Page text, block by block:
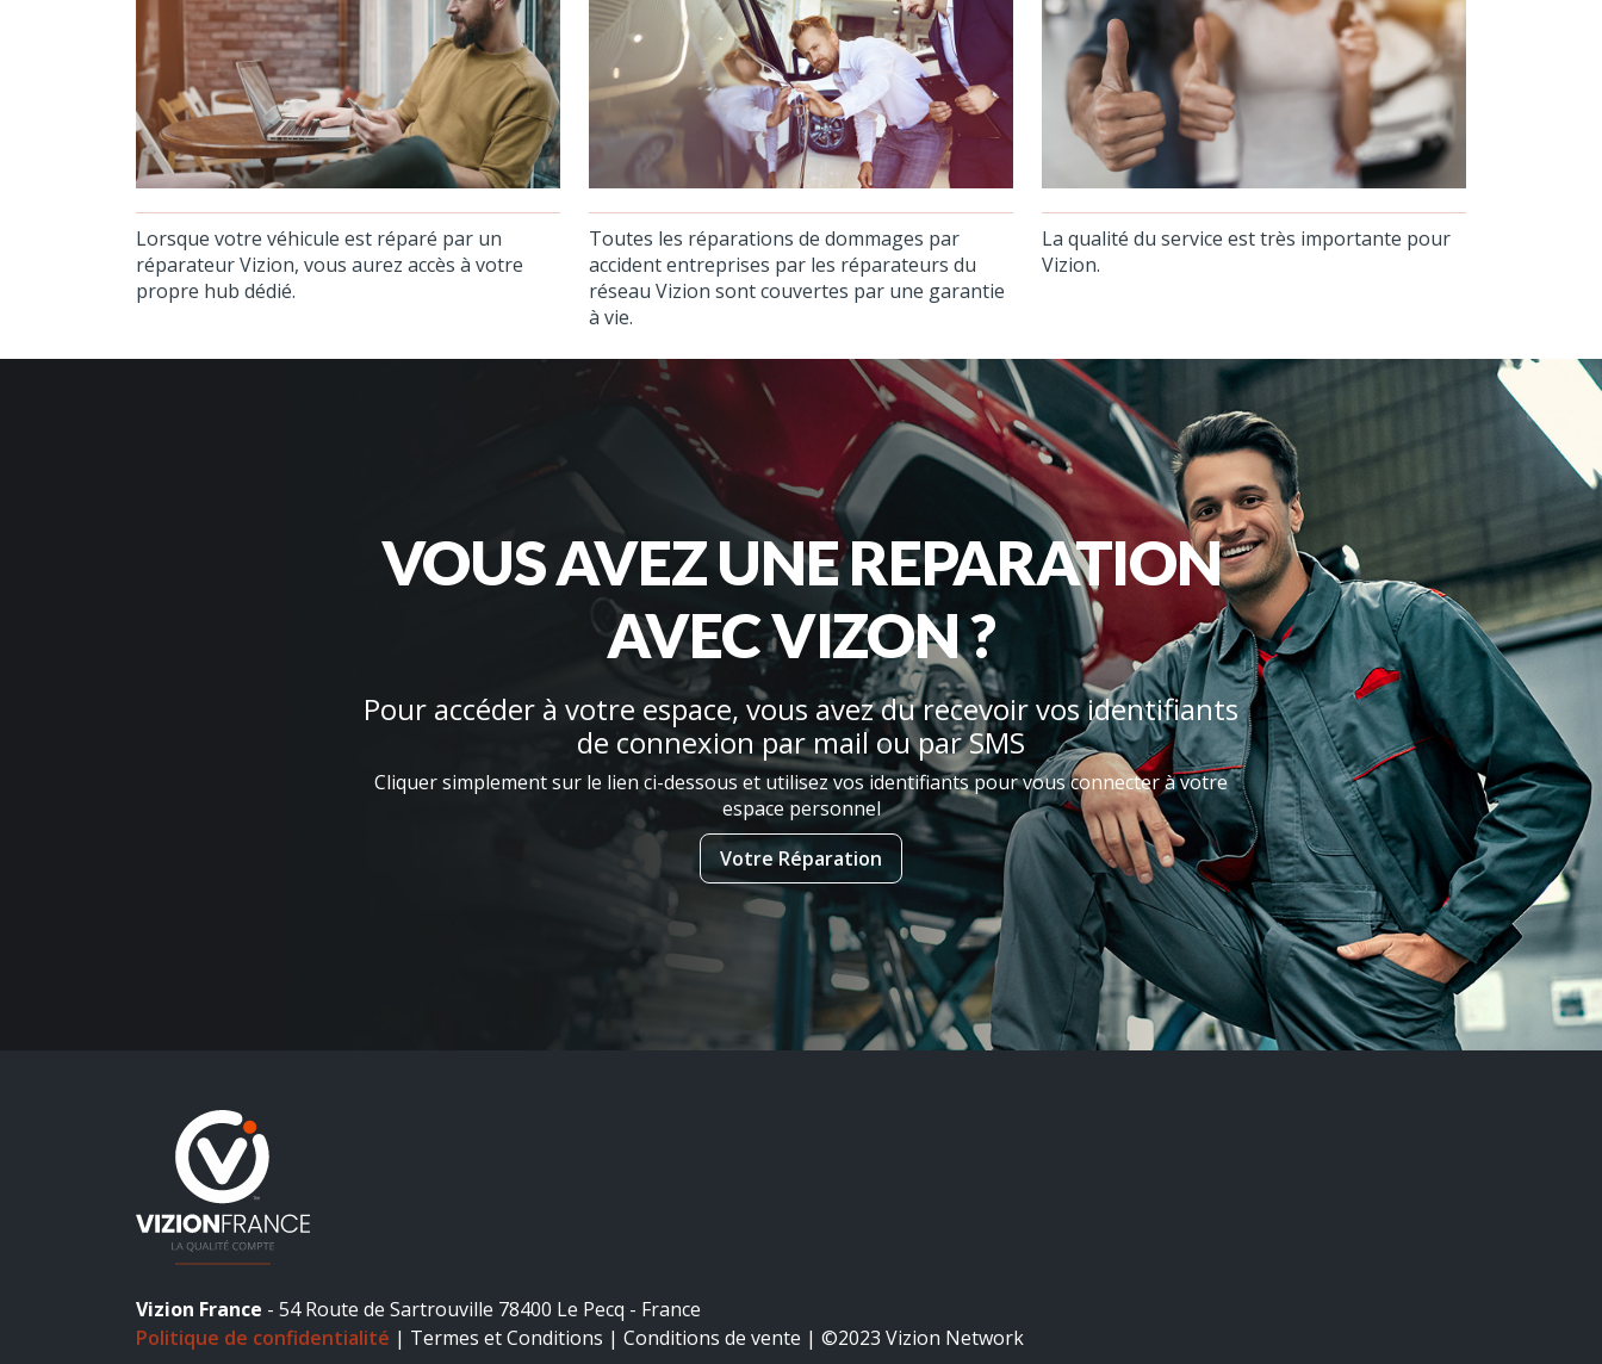
Lorsque votre véhicule est réparé par un
réparateur Vizion, vous aurez accès à votre
propre hub dédié.
Toutes les réparations de dommages par
accident entreprises par les réparateurs du
réseau Vizion sont couvertes par une garantie
à vie.
La qualité du service est très importante pour
Vizion.
VOUS AVEZ UNE REPARATION
AVEC VIZON ?
Pour accéder à votre espace, vous avez du recevoir vos identifiants
de connexion par mail ou par SMS
Cliquer simplement sur le lien ci-dessous et utilisez vos identifiants pour vous connecter à votre
espace personnel
Votre Réparation
Vizion France - 54 Route de Sartrouville 78400 Le Pecq - France
Politique de confidentialité | Termes et Conditions | Conditions de vente | ©2023 Vizion Network